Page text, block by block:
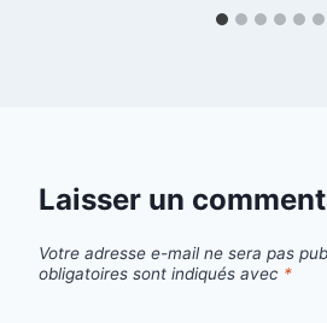
Laisser un
Votre adresse e-mail ne sera pas
obligatoires sont indiqués avec *